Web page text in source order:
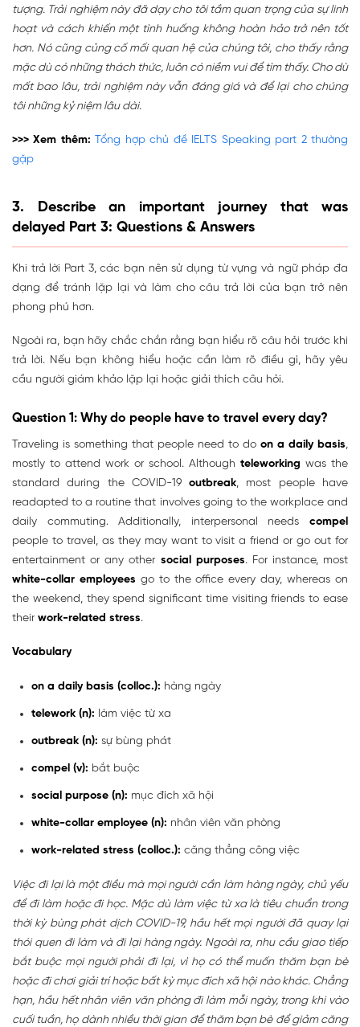
tượng. Trải nghiệm này đã dạy cho tôi tầm quan trọng của sự linh
hoạt và cách khiến một tình huống không hoàn hảo trở nên tốt
hơn. Nó cũng củng cố mối quan hệ của chúng tôi, cho thấy rằng
mặc dù có những thách thức, luôn có niềm vui để tìm thấy. Cho dù
mất bao lâu, trải nghiệm này vẫn đáng giá và để lại cho chúng
tôi những kỷ niệm lâu dài.
>>> Xem thêm:
Tổng hợp chủ đề IELTS Speaking part 2 thường
gặp
3. Describe an important journey that was
delayed Part 3: Questions & Answers
Khi trả lời Part 3, các bạn nên sử dụng từ vựng và ngữ pháp đa
dạng để tránh lặp lại và làm cho câu trả lời của bạn trở nên
phong phú hơn.
Ngoài ra, bạn hãy chắc chắn rằng bạn hiểu rõ câu hỏi trước khi
trả lời. Nếu bạn không hiểu hoặc cần làm rõ điều gì, hãy yêu
cầu người giám khảo lặp lại hoặc giải thích câu hỏi.
Question 1: Why do people have to travel every day?
Traveling is something that people need to do on a daily basis,
mostly to attend work or school. Although teleworking was the
standard during the COVID-19outbreak, most people have
readapted to a routine that involves going to the workplace and
daily commuting. Additionally, interpersonal needs compel
people to travel, as they may want to visit a friend or go out for
entertainment or any other social purposes. For instance, most
white-collar employees go to the office every day, whereas on
the weekend, they spend significant time visiting friends to ease
their work-related stress.
Vocabulary
on a daily basis (colloc.): hàng ngày
telework (n): làm việc từ xa
outbreak (n): sự bùng phát
compel (v): bắt buộc
social purpose (n): mục đích xã hội
white-collar employee (n): nhân viên văn phòng
work-related stress (colloc.): căng thẳng công việc
Việc đi lại là một điều mà mọi người cần làm hàng ngày, chủ yếu
để đi làm hoặc đi học. Mặc dù làm việc từ xa là tiêu chuẩn trong
thời kỳ bùng phát dịch COVID-19, hầu hết mọi người đã quay lại
thói quen đi làm và đi lại hàng ngày. Ngoài ra, nhu cầu giao tiếp
bắt buộc mọi người phải đi lại, vì họ có thể muốn thăm bạn bè
hoặc đi chơi giải trí hoặc bất kỳ mục đích xã hội nào khác. Chẳng
hạn, hầu hết nhân viên văn phòng đi làm mỗi ngày, trong khi vào
cuối tuần, họ dành nhiều thời gian để thăm bạn bè để giảm căng